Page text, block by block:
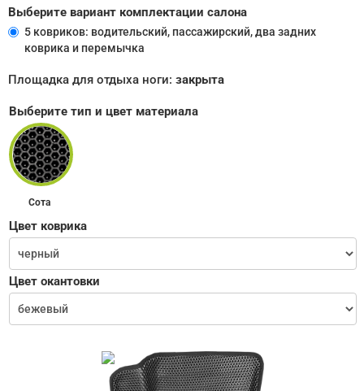
Выберите вариант комплектации салона
5 ковриков: водительский, пассажирский, два задних
коврика и перемычка
Площадка для отдыха ноги: закрыта
Выберите тип и цвет материала
Сота
Цвет коврика
Цвет окантовки